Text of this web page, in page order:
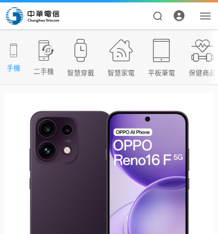
資費合約
帳單繳費
手機 二手機 智慧穿戴 智慧家電 平板筆電 保健商品